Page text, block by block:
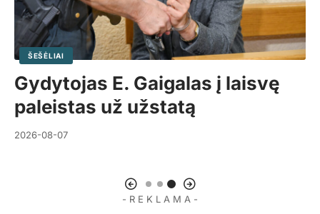
LIETUVA
Nutraukta Miliūtės
administracinė byla dėl
vidurinio piršto rodymo
- R E K L A M A -